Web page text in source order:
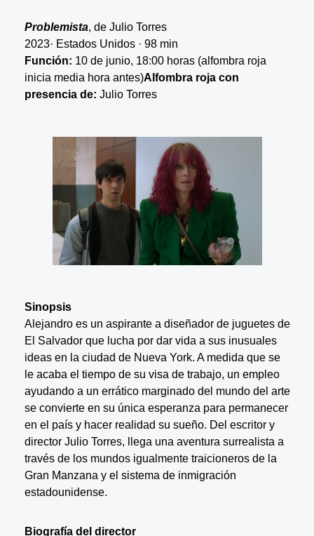
Problemista, de Julio Torres
2023· Estados Unidos · 98 min
Función: 10 de junio, 18:00 horas (alfombra roja
inicia media hora antes)Alfombra roja con
presencia de: Julio Torres
Sinopsis
Alejandro es un aspirante a diseñador de juguetes de
El Salvador que lucha por dar vida a sus inusuales
ideas en la ciudad de Nueva York. A medida que se
le acaba el tiempo de su visa de trabajo, un empleo
ayudando a un errático marginado del mundo del arte
se convierte en su única esperanza para permanecer
en el país y hacer realidad su sueño. Del escritor y
director Julio Torres, llega una aventura surrealista a
través de los mundos igualmente traicioneros de la
Gran Manzana y el sistema de inmigración
estadounidense.
Biografía del director